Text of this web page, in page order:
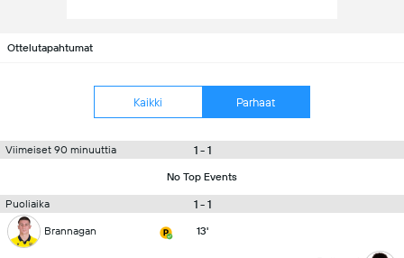
Ottelutapahtumat
Kaikki Parhaat
Viimeiset 90 minuuttia 1 - 1
No Top Events
Puoliaika 1 - 1
Brannagan 13'